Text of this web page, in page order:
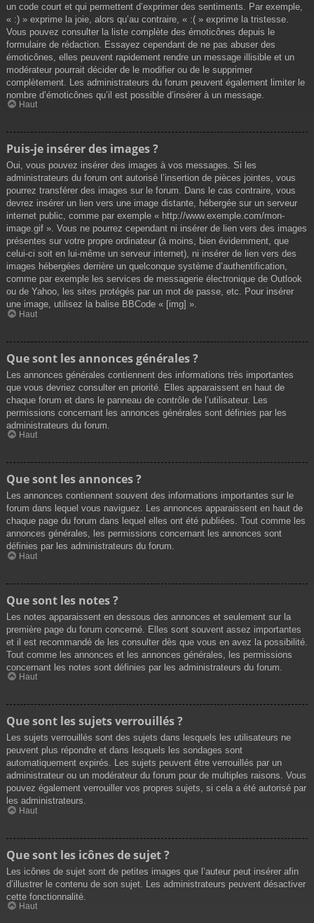
un code court et qui permettent d’exprimer des sentiments. Par exemple,
« :) » exprime la joie, alors qu’au contraire, « :( » exprime la tristesse.
Vous pouvez consulter la liste complète des émoticônes depuis le
formulaire de rédaction. Essayez cependant de ne pas abuser des
émoticônes, elles peuvent rapidement rendre un message illisible et un
modérateur pourrait décider de le modifier ou de le supprimer
complètement. Les administrateurs du forum peuvent également limiter le
nombre d’émoticônes qu’il est possible d’insérer à un message.
Haut
Puis-je insérer des images ?
Oui, vous pouvez insérer des images à vos messages. Si les
administrateurs du forum ont autorisé l’insertion de pièces jointes, vous
pourrez transférer des images sur le forum. Dans le cas contraire, vous
devrez insérer un lien vers une image distante, hébergée sur un serveur
internet public, comme par exemple « http://www.exemple.com/mon-
image.gif ». Vous ne pourrez cependant ni insérer de lien vers des images
présentes sur votre propre ordinateur (à moins, bien évidemment, que
celui-ci soit en lui-même un serveur internet), ni insérer de lien vers des
images hébergées derrière un quelconque système d’authentification,
comme par exemple les services de messagerie électronique de Outlook
ou de Yahoo, les sites protégés par un mot de passe, etc. Pour insérer
une image, utilisez la balise BBCode « [img] ».
Haut
Que sont les annonces générales ?
Les annonces générales contiennent des informations très importantes
que vous devriez consulter en priorité. Elles apparaissent en haut de
chaque forum et dans le panneau de contrôle de l’utilisateur. Les
permissions concernant les annonces générales sont définies par les
administrateurs du forum.
Haut
Que sont les annonces ?
Les annonces contiennent souvent des informations importantes sur le
forum dans lequel vous naviguez. Les annonces apparaissent en haut de
chaque page du forum dans lequel elles ont été publiées. Tout comme les
annonces générales, les permissions concernant les annonces sont
définies par les administrateurs du forum.
Haut
Que sont les notes ?
Les notes apparaissent en dessous des annonces et seulement sur la
première page du forum concerné. Elles sont souvent assez importantes
et il est recommandé de les consulter dès que vous en avez la possibilité.
Tout comme les annonces et les annonces générales, les permissions
concernant les notes sont définies par les administrateurs du forum.
Haut
Que sont les sujets verrouillés ?
Les sujets verrouillés sont des sujets dans lesquels les utilisateurs ne
peuvent plus répondre et dans lesquels les sondages sont
automatiquement expirés. Les sujets peuvent être verrouillés par un
administrateur ou un modérateur du forum pour de multiples raisons. Vous
pouvez également verrouiller vos propres sujets, si cela a été autorisé par
les administrateurs.
Haut
Que sont les icônes de sujet ?
Les icônes de sujet sont de petites images que l’auteur peut insérer afin
d’illustrer le contenu de son sujet. Les administrateurs peuvent désactiver
cette fonctionnalité.
Haut